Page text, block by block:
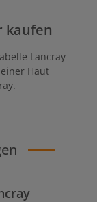
kaufen
Lancray
Haut